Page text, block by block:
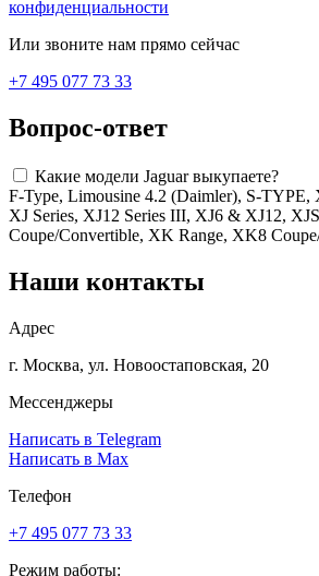
конфиденциальности
Или звоните нам прямо сейчас
+7 495 077 73 33
Вопрос-ответ
Какие модели Jaguar выкупаете?
F-Type, Limousine 4.2 (Daimler), S-TYPE,
XJ Series, XJ12 Series III, XJ6 & XJ12,
Coupe/Convertible, XK Range, XK8
Наши контакты
Адрес
г. Москва, ул. Новоостаповская, 20
Мессенджеры
Написать в Telegram
Написать в Max
Телефон
+7 495 077 73 33
Режим работы: